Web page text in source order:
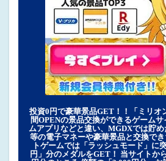
投資0円で豪華景品GET！！「ミリオ
間OPENの景品交換ができるゲーム
ムアプリなどと違い、MGDXでは貯め
等の電子マネーや豪華景品と交換で
トゲームでは「ラッシュモード」に
円」分のメダルをGET！ 当サイトか